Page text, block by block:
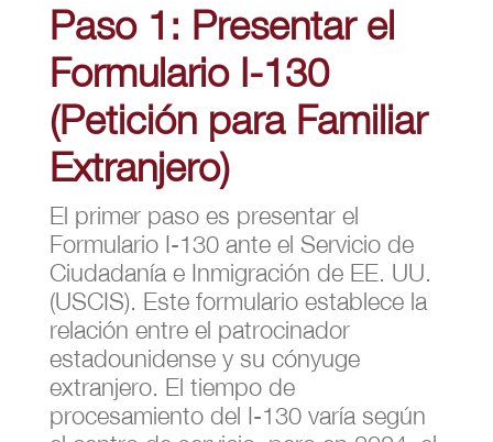
Paso 1: Presentar el
Formulario I-130
(Petición para Familiar
Extranjero)
El primer paso es presentar el
Formulario I-130 ante el Servicio de
Ciudadanía e Inmigración de EE. UU.
(USCIS). Este formulario establece la
relación entre el patrocinador
estadounidense y su cónyuge
extranjero. El tiempo de
procesamiento del I-130 varía según